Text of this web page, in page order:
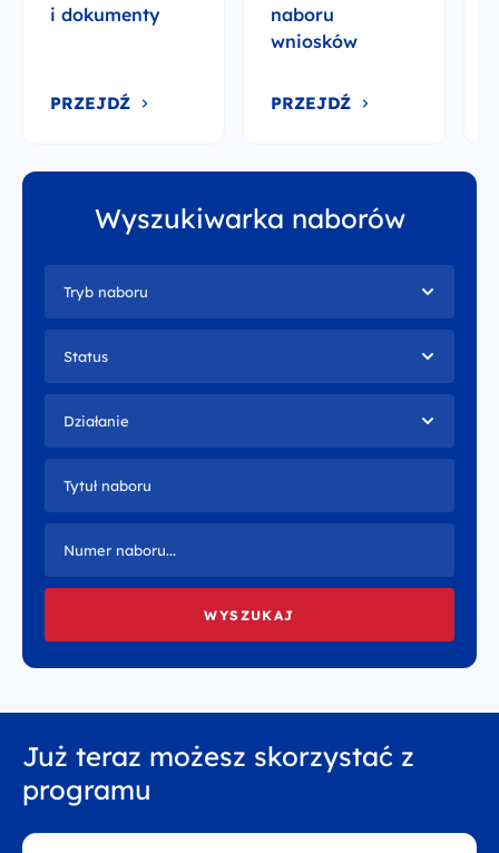
Kontakt
Deklaracja dostępności
Polityka prywatności
Zapisz się do newslettera
infoFERSedukacja@men.gov.pl
otrzymasz wiadomość
al. Jana
Chrystiana
Szucha 25
i dokumenty
PRZEJDŹ
naboru
wniosków
PRZEJDŹ
Wyszukiwarka naborów
Tryb naboru
Status
Działanie
Już teraz możesz skorzystać z
programu